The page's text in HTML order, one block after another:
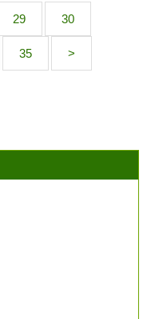
29 30
35 >